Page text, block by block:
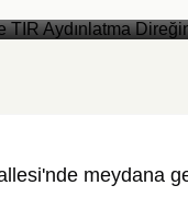
meydana